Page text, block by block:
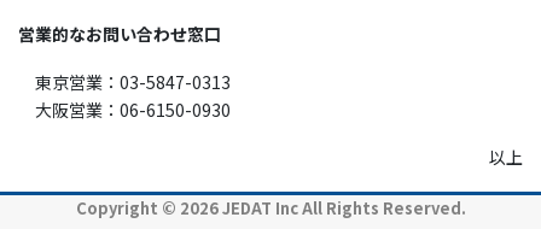
営業的なお問い合わせ窓口
東京営業：03-5847-0313
大阪営業：06-6150-0930
以上
Copyright © 2026 JEDAT Inc All Rights Reserved.